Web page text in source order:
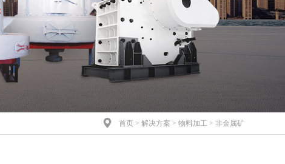
 首页> 解决方案 > 物料加工 > 非金属矿